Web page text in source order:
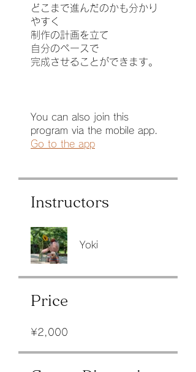
どこまで進んだのかも分かり
やすく
制作の計画を立て
自分のペースで
完成させることができます。
You can also join this
program via the mobile app.
Go to the app
Instructors
Yoki
Price
¥2,000